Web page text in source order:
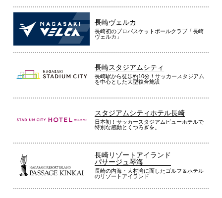
長崎ヴェルカ
長崎初のプロバスケットボールクラブ「長崎
ヴェルカ」
長崎スタジアムシティ
長崎駅から徒歩約10分！サッカースタジアム
を中心とした大型複合施設
スタジアムシティホテル長崎
日本初！サッカースタジアムビューホテルで
特別な感動とくつろぎを。
長崎リゾートアイランド
パサージュ琴海
長崎の内海・大村湾に面したゴルフ＆ホテル
のリゾートアイランド